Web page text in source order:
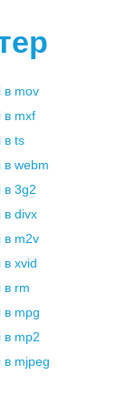
в mov
в mxf
в ts
в webm
в 3g2
в divx
в m2v
в xvid
в rm
в mpg
в mp2
в mjpeg